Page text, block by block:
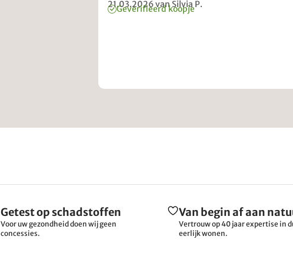
21.03.2026van Silvia P.
Geverifieerd koopje
Getest op schadstoffen
Voor uw gezondheid doen wij geen
concessies.
Van begin af aan
Vertrouw op 40 jaar expertise in
eerlijk wonen.